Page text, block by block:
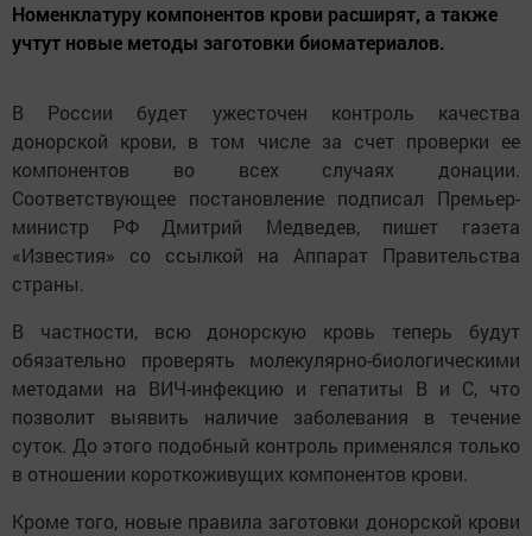
Номенклатуру компонентов крови расширят, а также
учтут новые методы заготовки биоматериалов.
В России будет ужесточен контроль качества
донорской крови, в том числе за счет проверки ее
компонентов во всех случаях донации.
Соответствующее постановление подписал Премьер-
министр РФ Дмитрий Медведев, пишет газета
«Известия» со ссылкой на Аппарат Правительства
страны.
В частности, всю донорскую кровь теперь будут
обязательно проверять молекулярно-биологическими
методами на ВИЧ-инфекцию и гепатиты В и С, что
позволит выявить наличие заболевания в течение
суток. До этого подобный контроль применялся только
в отношении короткоживущих компонентов крови.
Кроме того, новые правила заготовки донорской крови